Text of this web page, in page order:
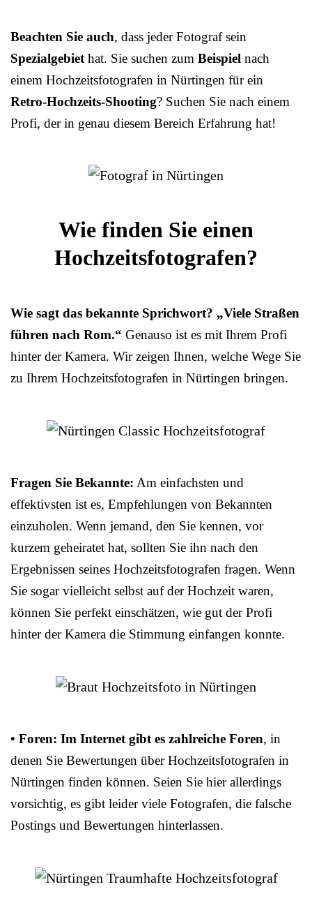
Beachten Sie auch, dass jeder Fotograf sein
Spezialgebiet hat. Sie suchen zum Beispiel nach
einem Hochzeitsfotografen in Nürtingen für ein
Retro-Hochzeits-Shooting? Suchen Sie nach einem
Profi, der in genau diesem Bereich Erfahrung hat!
Wie finden Sie einen
Hochzeitsfotografen?
Wie sagt das bekannte Sprichwort? „Viele Straßen
führen nach Rom.“ Genauso ist es mit Ihrem Profi
hinter der Kamera. Wir zeigen Ihnen, welche Wege Sie
zu Ihrem Hochzeitsfotografen in Nürtingen bringen.
Fragen Sie Bekannte: Am einfachsten und
effektivsten ist es, Empfehlungen von Bekannten
einzuholen. Wenn jemand, den Sie kennen, vor
kurzem geheiratet hat, sollten Sie ihn nach den
Ergebnissen seines Hochzeitsfotografen fragen. Wenn
Sie sogar vielleicht selbst auf der Hochzeit waren,
können Sie perfekt einschätzen, wie gut der Profi
hinter der Kamera die Stimmung einfangen konnte.
• Foren: Im Internet gibt es zahlreiche Foren, in
denen Sie Bewertungen über Hochzeitsfotografen in
Nürtingen finden können. Seien Sie hier allerdings
vorsichtig, es gibt leider viele Fotografen, die falsche
Postings und Bewertungen hinterlassen.